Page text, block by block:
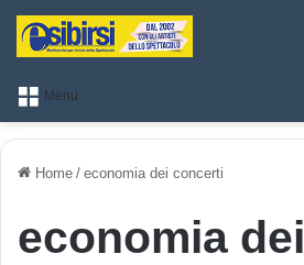
Menu
Home / economia dei concerti
economia dei